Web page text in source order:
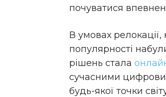
почуватися
В умовах релокації,
популярності
рішень стала
сучасними
будь-якої точки